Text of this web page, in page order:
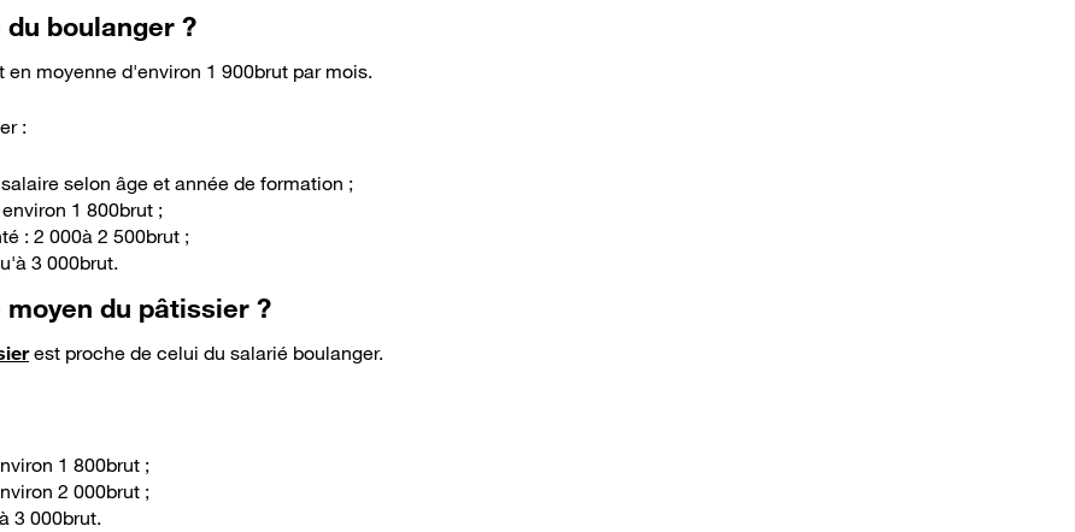
boulanger ?
en moyenne d'environ 1 900brut par mois.
:
selon âge et année de formation ;
1 800brut ;
: 2 000à 2 500brut ;
3 000brut.
du pâtissier ?
est proche de celui du salarié boulanger.
1 800brut ;
2 000brut ;
3 000brut.